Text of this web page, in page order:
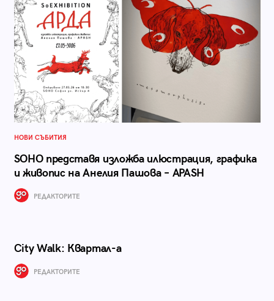
НОВИ СЪБИТИЯ
SOHO представя изложба илюстрация, графика
и живопис на Анелия Пашова – APASH
РЕДАКТОРИТЕ
City Walk: Квартал-а
РЕДАКТОРИТЕ